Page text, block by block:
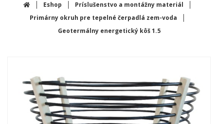
Eshop
Príslušenstvo a montážny materiál
Primárny okruh pre tepelné čerpadlá zem-voda
Geotermálny energetický kôš 1.5